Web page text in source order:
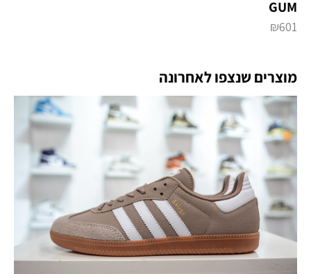
GUM
₪601
מוצרים שנצפו לאחרונה